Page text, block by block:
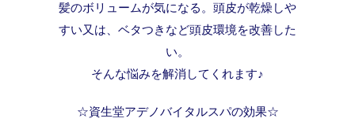
髪のボリュームが気になる。頭皮が乾燥しや
すい又は、ベタつきなど頭皮環境を改善した
い。
そんな悩みを解消してくれます♪
☆資生堂アデノバイタルスパの効果☆